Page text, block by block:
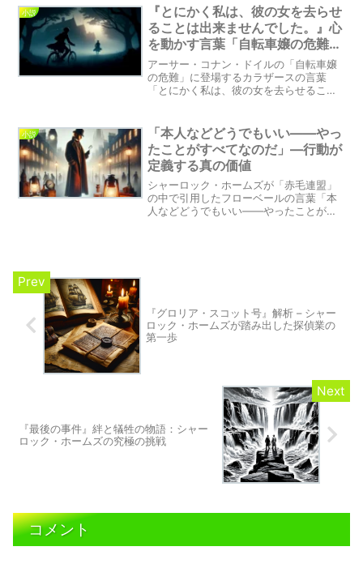
自己探求の大切さを探求しています。自
分自身の指標を見つけることで、より充
実した人生を歩むヒントを共有します。
小説
『とにかく私は、彼の女を去らせ
ることは出来ませんでした。』心
を動かす言葉「自転車嬢の危難」
から学ぶ、愛と成長
アーサー・コナン・ドイルの「自転車嬢
の危難」に登場するカラザースの言葉
「とにかく私は、彼の女を去らせること
成長について深く考察します。文学作品
を通じて、愛情がもたらす変化の力と、
それによる人間性の向上に焦点を当てた
記事です。
小説
「本人などどうでもいい――やっ
たことがすべてなのだ」―行動が
定義する真の価値
シャーロック・ホームズが「赤毛連盟」
の中で引用したフローベールの言葉「本
人などどうでもいい――やったことがす
『グロリア・スコット号』解析 – シャー
ロック・ホームズが踏み出した探偵業の
第一歩
『最後の事件』絆と犠牲の物語：シャー
ロック・ホームズの究極の挑戦
コメント